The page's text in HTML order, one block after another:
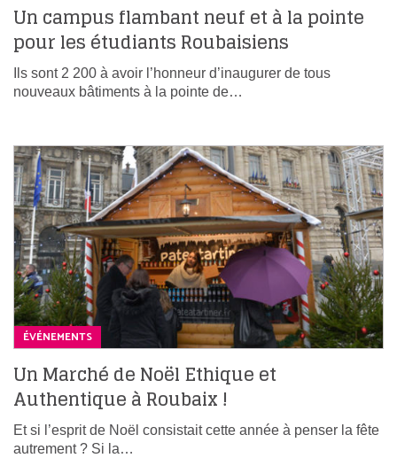
Un campus flambant neuf et à la pointe
pour les étudiants Roubaisiens
Ils sont 2 200 à avoir l’honneur d’inaugurer de tous
nouveaux bâtiments à la pointe de…
ÉVÉNEMENTS
Un Marché de Noël Ethique et
Authentique à Roubaix !
Et si l’esprit de Noël consistait cette année à penser la fête
autrement ? Si la…